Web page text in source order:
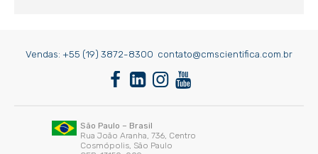
Vendas: +55 (19) 3872-8300 contato@cmscientifica.com.br
São Paulo – Brasil
Rua João Aranha, 736, Centro
Cosmópolis, São Paulo